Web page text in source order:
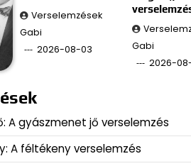
Verselemzések
Gabi
2026-08-03
Gabi
2026-
A gyászmenet jő verselemzés
A féltékeny verselemzés